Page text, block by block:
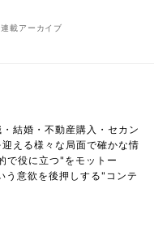
連載アーカイブ
結婚・不動産購入・セカン
える様々な局面で確かな情
で役に立つ"をモットー
う意欲を後押しする"コンテ